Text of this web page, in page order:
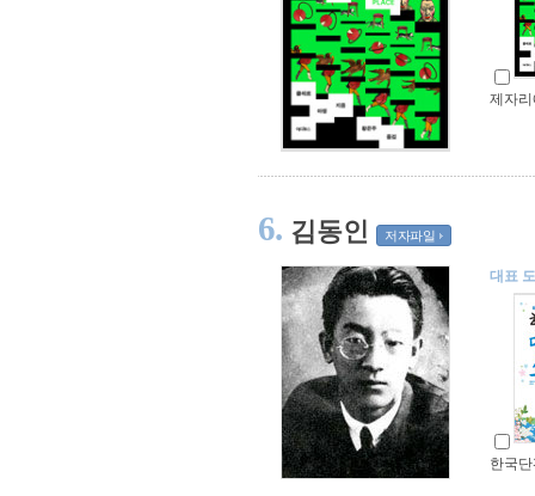
제자
6. 김동인 저자파일
대표
한국